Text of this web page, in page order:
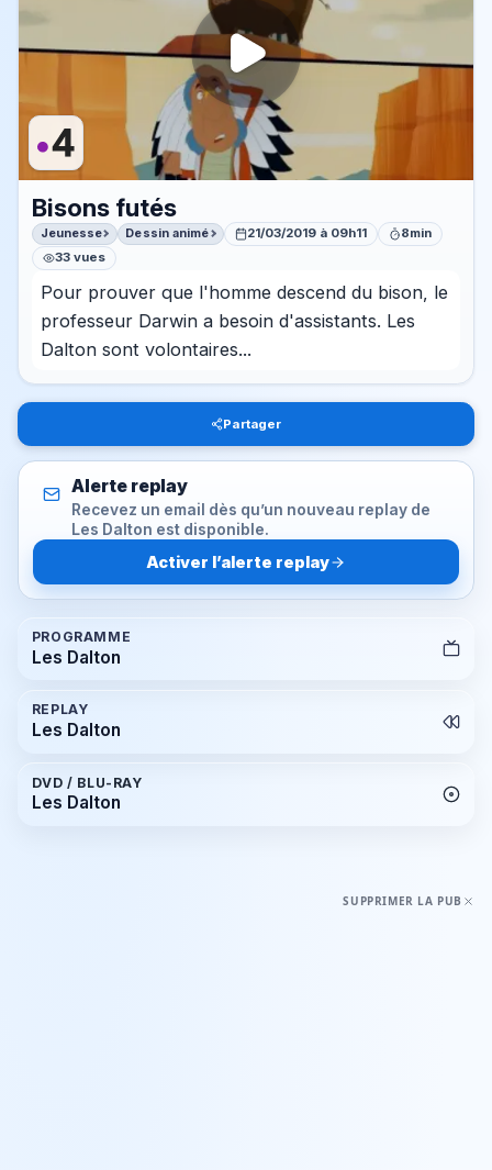
Bisons futés
Jeunesse Dessin animé 21/03/2019 à 09h11
8min
33 vues
Pour prouver que l'homme descend du bison, le
professeur Darwin a besoin d'assistants. Les
Dalton sont volontaires...
Partager
Alerte replay
Recevez un email dès qu’un nouveau replay de
Les Dalton est disponible.
Activer l’alerte replay
PROGRAMME
Les Dalton
REPLAY
Les Dalton
DVD / BLU-RAY
Les Dalton
SUPPRIMER LA PUB